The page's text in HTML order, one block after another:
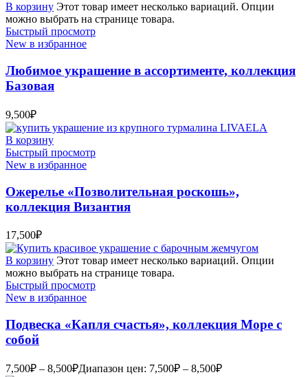
В корзину Этот товар имеет несколько вариаций. Опции
можно выбрать на странице товара.
Быстрый просмотр
New в избранное
Любимое украшение в ассортименте, коллекция
Базовая
9,500₽
В корзину
Быстрый просмотр
New в избранное
Ожерелье «Позволительная роскошь»,
коллекция Византия
17,500₽
В корзину Этот товар имеет несколько вариаций. Опции
можно выбрать на странице товара.
Быстрый просмотр
New в избранное
Подвеска «Капля счастья», коллекция Море с
собой
7,500₽ – 8,500₽Диапазон цен: 7,500₽ – 8,500₽